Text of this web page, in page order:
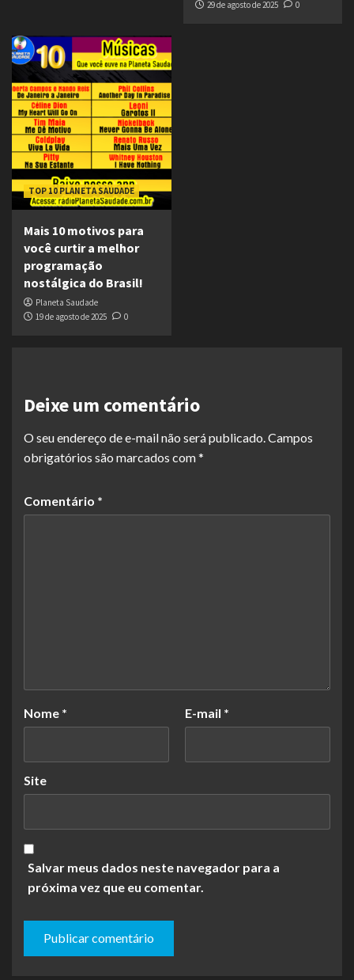
29 de agosto de 2025 0
TOP 10 PLANETA SAUDADE
Mais 10 motivos para
você curtir a melhor
programação
nostálgica do Brasil!
Planeta Saudade
19 de agosto de 2025
0
Deixe um comentário
O seu endereço de e-mail não será publicado. Campos
obrigatórios são marcados com*
Comentário *
Nome * E-mail *
Site
Salvar meus dados neste navegador para a
próxima vez que eu comentar.